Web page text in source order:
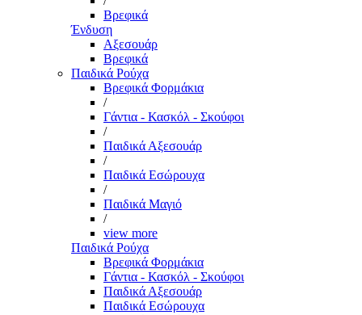
Βρεφικά
Ένδυση
Αξεσουάρ
Βρεφικά
Παιδικά Ρούχα
Βρεφικά Φορμάκια
/
Γάντια - Κασκόλ - Σκούφοι
/
Παιδικά Αξεσουάρ
/
Παιδικά Εσώρουχα
/
Παιδικά Μαγιό
/
view more
Παιδικά Ρούχα
Βρεφικά Φορμάκια
Γάντια - Κασκόλ - Σκούφοι
Παιδικά Αξεσουάρ
Παιδικά Εσώρουχα